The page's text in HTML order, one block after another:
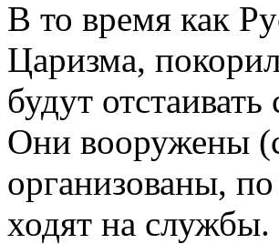
В то время как
Царизма,
будут
Они вооружены
организованы,
ходят на службы.